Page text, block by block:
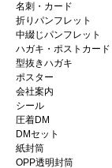
名刺・カード
折りパンフレット
中綴じパンフレット
ハガキ・ポストカード
型抜きハガキ
ポスター
会社案内
シール
圧着DM
DMセット
紙封筒
OPP透明封筒